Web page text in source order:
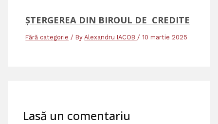
ȘTERGEREA DIN BIROUL DE CREDITE
Fără categorie / ByAlexandru IACOB /10 martie 2025
Lasă un comentariu